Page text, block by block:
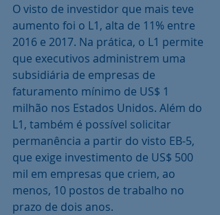
O visto de investidor que mais teve
aumento foi o L1, alta de 11% entre
2016 e 2017. Na prática, o L1 permite
que executivos administrem uma
subsidiária de empresas de
faturamento mínimo de US$ 1
milhão nos Estados Unidos. Além do
L1, também é possível solicitar
permanência a partir do visto EB-5,
que exige investimento de US$ 500
mil em empresas que criem, ao
menos, 10 postos de trabalho no
prazo de dois anos.